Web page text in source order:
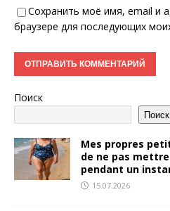
Сохранить моё имя, email и
браузере для последующих
Поиск
Поиск
Mes propres
de ne pas
pendant un
15.07.2026